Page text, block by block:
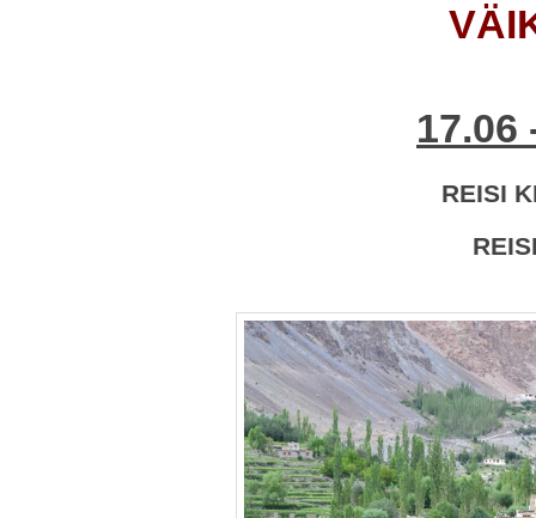
17.06
REISI